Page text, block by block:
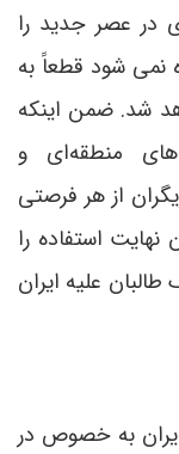
در عصر جدید را
نمی شود قطعاً به
شد. ضمن اینکه
منطقه‌ای و
از هر فرصتی
نهایت استفاده را
علیه ایران
به خصوص در